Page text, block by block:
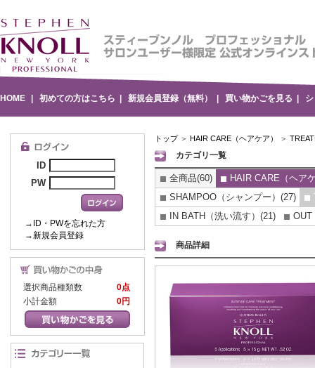
HOME 初めての方はこちら 新規会員登録（無料） 買い物かごを見る
ID
PW
→ID・PWを忘れた方
→新規会員登録
選択商品種類数
0点
小計金額
0円
トップ ＞ HAIR CARE（ヘアケア） ＞
カテゴリ一覧
全商品(60)
HAIR CARE（ヘア
SHAMPOO（シャンプー）(27)
IN BATH（洗い流す）(21)
OUT
商品詳細